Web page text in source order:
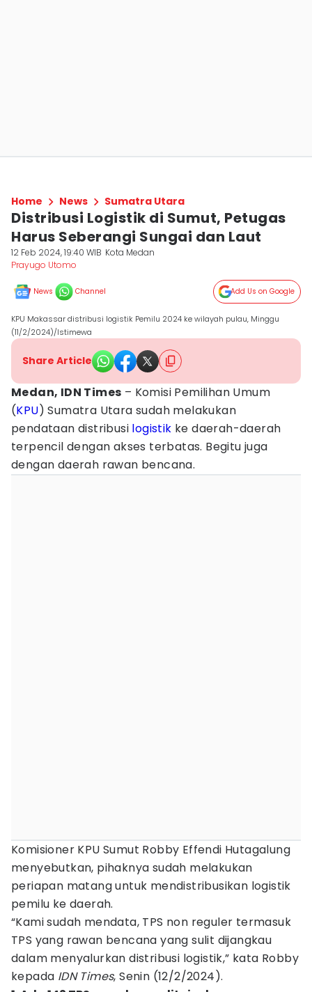
Home News Sumatra Utara
Distribusi Logistik di Sumut, Petugas
Harus Seberangi Sungai dan Laut
12 Feb 2024, 19:40 WIB Kota Medan
Prayugo Utomo
News Channel Add Us on Google
KPU Makassar distribusi logistik Pemilu 2024 ke wilayah pulau, Minggu
(11/2/2024)/Istimewa
Share Article
Medan, IDN Times – Komisi Pemilihan Umum
(KPU) Sumatra Utara sudah melakukan
pendataan distribusi logistik ke daerah-daerah
terpencil dengan akses terbatas. Begitu juga
dengan daerah rawan bencana.
Komisioner KPU Sumut Robby Effendi Hutagalung
menyebutkan, pihaknya sudah melakukan
periapan matang untuk mendistribusikan logistik
pemilu ke daerah.
“Kami sudah mendata, TPS non reguler termasuk
TPS yang rawan bencana yang sulit dijangkau
dalam menyalurkan distribusi logistik,” kata Robby
kepada IDN Times, Senin (12/2/2024).